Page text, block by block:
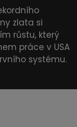
zlata si
růstu, který
práce v USA
systému.